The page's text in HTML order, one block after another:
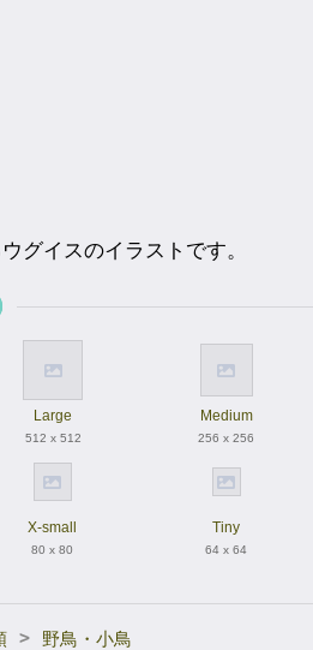
グイスのイラストです。
Large
512 x 512
Medium
256 x 256
X-small
80 x 80
Tiny
64 x 64
> 野鳥・小鳥